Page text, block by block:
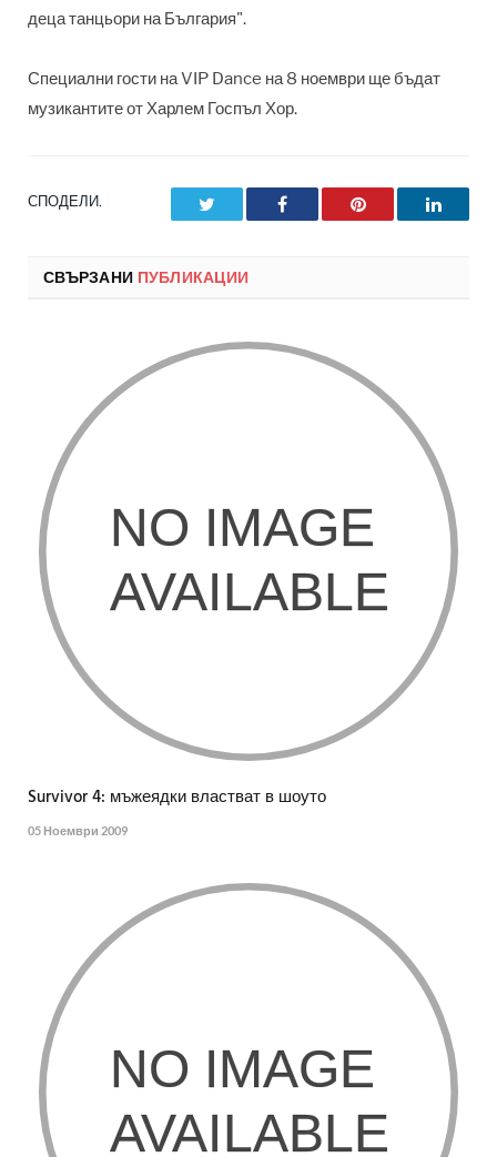
деца танцьори на България".
Специални гости на VIP Dance на 8 ноември ще бъдат
музикантите от Харлем Госпъл Хор.
СПОДЕЛИ. Facebook Pinterest
СВЪРЗАНИ ПУБЛИКАЦИИ
Survivor 4: мъжеядки властват в шоуто
05 Ноември 2009